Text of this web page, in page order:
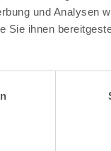
und Analysen
Sie ihnen